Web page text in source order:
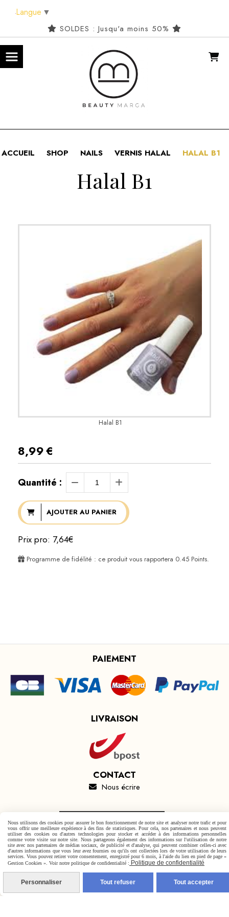
SOLDES : Jusqu'a moins 50%
ACCUEIL SHOP NAILS VERNIS HALAL HALAL B1
Halal B1
Halal B1
8,99€
Quantité :
AJOUTER AU PANIER
Prix pro: 7,64€
Programme de fidélité : ce produit vous rapportera 0.45 Points.
PAIEMENT
LIVRAISON
CONTACT
 Nous écrire
Facebook est désactivé. Autoriser
Mentions Légales
Conditions générales de vente
Politique de confidentialité
Gestion cookies Mon Compte
Langue ▼
Nous utilisons des cookies pour assurer le bon fonctionnement de notre site et analyser notre trafic et pour
vous offrir une meilleure expérience à des fins de statistiques. Pour cela, nos partenaires et nous peuvent
utiliser des cookies ou d'autres technologies pour stocker et accéder à des informations personnelles
comme votre visite sur notre site. Nous partageons également des informations sur l'utilisation de notre
site avec nos partenaires de médias sociaux, de publicité et d'analyse, qui peuvent combiner celles-ci avec
d'autres informations que vous leur avez fournies ou qu'ils ont collectées lors de votre utilisation de leurs
services. Vous pouvez retirer votre consentement, enregistré pour 6 mois, à l'aide du lien en pied de page «
Gestion Cookies ». Voir notre politique de confidentialité : Politique de confidentialité
Personnaliser Tout refuser Tout accepter